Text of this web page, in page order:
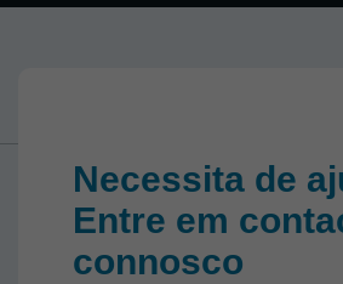
Necessita de
Entre em
connosco